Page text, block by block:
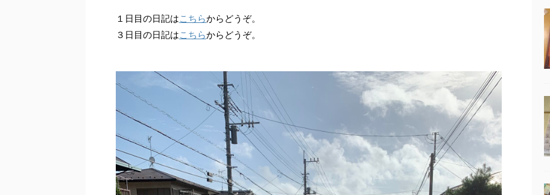
１日目の日記はこちらからどうぞ。
３日目の日記はこちらからどうぞ。